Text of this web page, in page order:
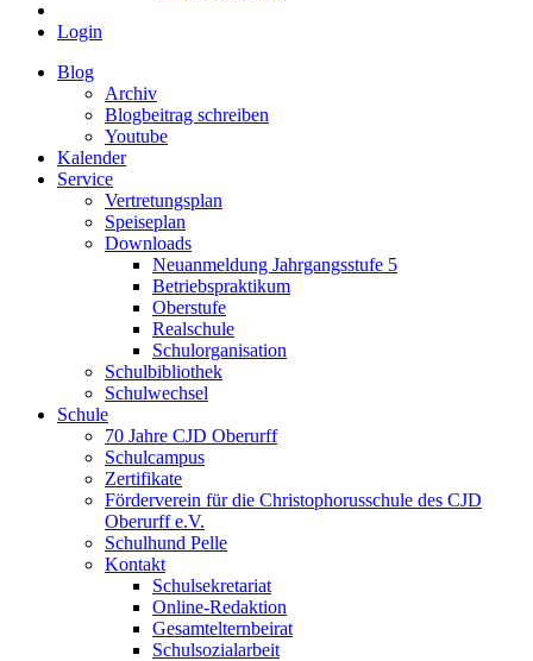
Login
Blog
Archiv
Blogbeitrag schreiben
Youtube
Kalender
Service
Vertretungsplan
Speiseplan
Downloads
Neuanmeldung Jahrgangsstufe 5
Betriebspraktikum
Oberstufe
Realschule
Schulorganisation
Schulbibliothek
Schulwechsel
Schule
70 Jahre CJD Oberurff
Schulcampus
Zertifikate
Förderverein für die Christophorusschule des CJD
Oberurff e.V.
Schulhund Pelle
Kontakt
Schulsekretariat
Online-Redaktion
Gesamtelternbeirat
Schulsozialarbeit